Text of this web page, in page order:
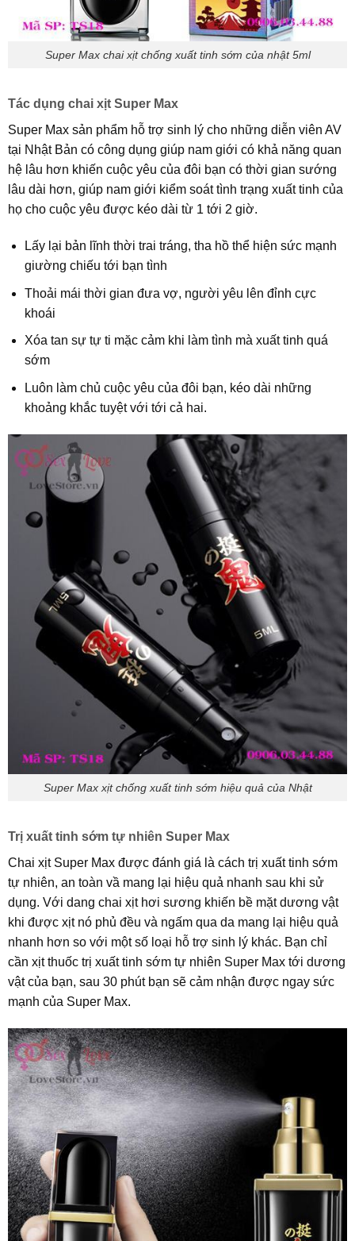
Super Max chai xịt chống xuất tinh sớm của nhật 5ml
Tác dụng chai xịt Super Max
Super Max sản phẩm hỗ trợ sinh lý cho những diễn viên AV
tại Nhật Bản có công dụng giúp nam giới có khả năng quan
hệ lâu hơn khiến cuộc yêu của đôi bạn có thời gian sướng
lâu dài hơn, giúp nam giới kiểm soát tình trạng xuất tinh của
họ cho cuộc yêu được kéo dài từ 1 tới 2 giờ.
Lấy lại bản lĩnh thời trai tráng, tha hồ thể hiện sức mạnh
giường chiếu tới bạn tình
Thoải mái thời gian đưa vợ, người yêu lên đỉnh cực
khoái
Xóa tan sự tự ti mặc cảm khi làm tình mà xuất tinh quá
sớm
Luôn làm chủ cuộc yêu của đôi bạn, kéo dài những
khoảng khắc tuyệt với tới cả hai.
Super Max xịt chống xuất tinh sớm hiệu quả của Nhật
Trị xuất tinh sớm tự nhiên Super Max
Chai xịt Super Max được đánh giá là cách trị xuất tinh sớm
tự nhiên, an toàn vầ mang lại hiệu quả nhanh sau khi sử
dụng. Với dang chai xịt hơi sương khiến bề mặt dương vật
khi được xịt nó phủ đều và ngấm qua da mang lại hiệu quả
nhanh hơn so với một số loại hỗ trợ sinh lý khác. Bạn chỉ
cần xịt thuốc trị xuất tinh sớm tự nhiên Super Max tới dương
vật của bạn, sau 30 phút bạn sẽ cảm nhận được ngay sức
mạnh của Super Max.